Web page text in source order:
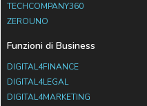
TECHCOMPANY360
ZEROUNO
Funzioni di Business
DIGITAL4FINANCE
DIGITAL4LEGAL
DIGITAL4MARKETING